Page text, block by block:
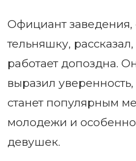
Официант заведения,
тельняшку,
работает допоздна.
выразил уверенность,
станет популярным
молодежи и
девушек.